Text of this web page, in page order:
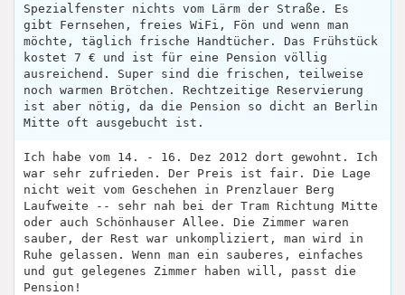
Spezialfenster nichts vom Lärm der Straße. Es
gibt Fernsehen, freies WiFi, Fön und wenn man
möchte, täglich frische Handtücher. Das Frühstück
kostet 7 € und ist für eine Pension völlig
ausreichend. Super sind die frischen, teilweise
noch warmen Brötchen. Rechtzeitige Reservierung
ist aber nötig, da die Pension so dicht an Berlin
Mitte oft ausgebucht ist.
Ich habe vom 14. - 16. Dez 2012 dort gewohnt. Ich
war sehr zufrieden. Der Preis ist fair. Die Lage
nicht weit vom Geschehen in Prenzlauer Berg
Laufweite -- sehr nah bei der Tram Richtung Mitte
oder auch Schönhauser Allee. Die Zimmer waren
sauber, der Rest war unkompliziert, man wird in
Ruhe gelassen. Wenn man ein sauberes, einfaches
und gut gelegenes Zimmer haben will, passt die
Pension!